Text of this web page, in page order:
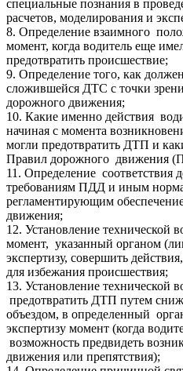
специальные познания в
расчетов, моделирования и
8. Определение взаимного
момент, когда водитель еще
предотвратить происшествие;
9. Определение того, как
сложившейся ДТС с точки
дорожного движения;
10. Какие именно действия
начиная с момента
могли предотвратить ДТП и
Правил дорожного движения
11. Определение соответствия
требованиям ПДД и иным
регламентирующим
движения;
12. Установление технической
момент, указанный органом
экспертизу, совершить
для избежания происшествия;
13. Установление технической
предотвратить ДТП путем
объездом, в определенный
экспертизу момент (когда
возможность предвидеть
движения или препятствия);